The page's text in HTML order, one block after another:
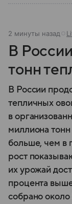
2 минуты назад
В
тонн
В России
тепличных
в
миллиона
больше, чем в
рост
их урожай
процента
собрано